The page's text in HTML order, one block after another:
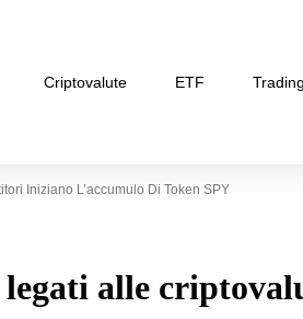
Criptovalute ETF Trading
Iniziano L’accumulo Di Token SPY
alle